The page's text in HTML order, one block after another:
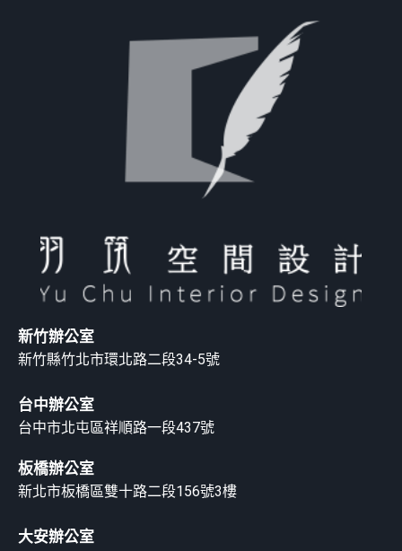
新竹辦公室
新竹縣竹北市環北路二段34-5號
台中辦公室
台中市北屯區祥順路一段437號
板橋辦公室
新北市板橋區雙十路二段156號3樓
大安辦公室